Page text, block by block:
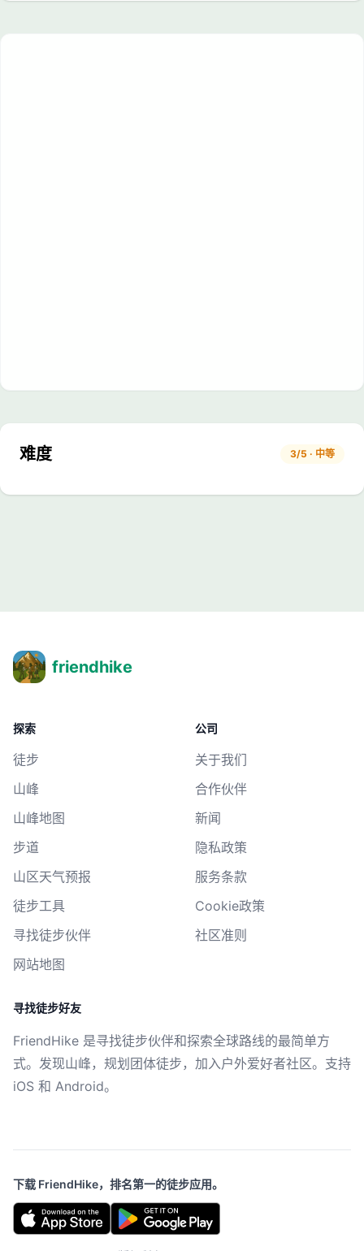
难度 3/5 · 中等
friendhike
探索
徒步
山峰
山峰地图
步道
山区天气预报
徒步工具
寻找徒步伙伴
网站地图
公司
关于我们
合作伙伴
新闻
隐私政策
服务条款
Cookie政策
社区准则
寻找徒步好友
FriendHike 是寻找徒步伙伴和探索全球路线的最简单方
式。发现山峰，规划团体徒步，加入户外爱好者社区。支持
iOS 和 Android。
下载 FriendHike，排名第一的徒步应用。